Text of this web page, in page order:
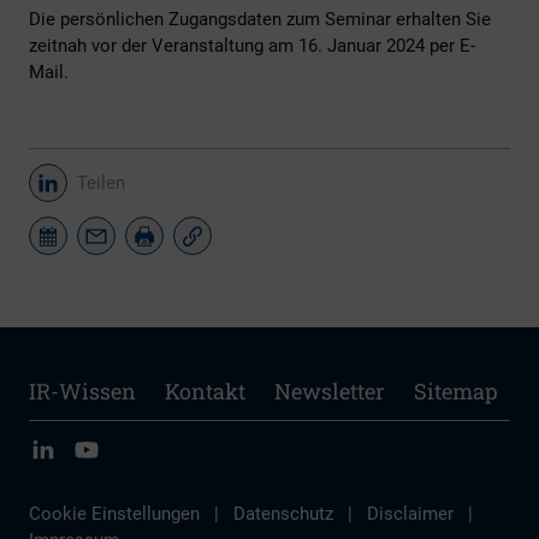
Die persönlichen Zugangsdaten zum Seminar erhalten Sie
zeitnah vor der Veranstaltung am 16. Januar 2024 per E-
Mail.
Teilen
IR-Wissen Kontakt Newsletter Sitemap
Cookie Einstellungen | Datenschutz | Disclaimer
|